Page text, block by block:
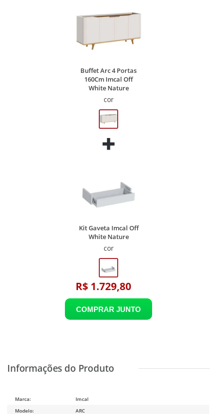
Buffet Arc 4 Portas
160Cm Imcal Off
White Nature
cor
Kit Gaveta Imcal Off
White Nature
cor
R$ 1.729,80
Marca:
Imcal
Modelo:
ARC